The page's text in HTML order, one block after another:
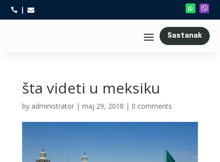
 
Sastanak
šta videti u meksiku
by administrator| maj 29, 2018 | 0 comments